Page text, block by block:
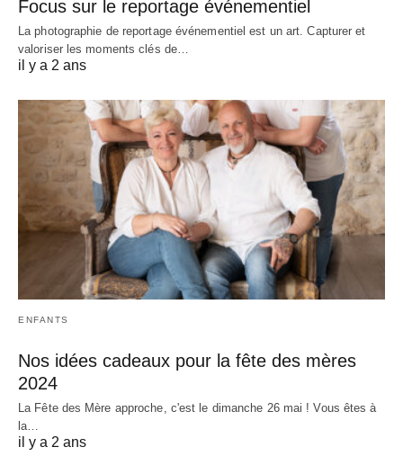
Focus sur le reportage événementiel
La photographie de reportage événementiel est un art. Capturer et
valoriser les moments clés de…
il y a 2 ans
ENFANTS
Nos idées cadeaux pour la fête des mères
2024
La Fête des Mère approche, c'est le dimanche 26 mai ! Vous êtes à
la…
il y a 2 ans